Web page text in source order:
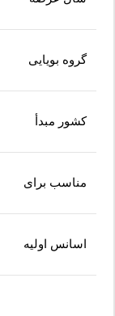
گروه بویایی
کشور مبدأ
مناسب برای
اسانس اولیه